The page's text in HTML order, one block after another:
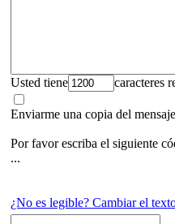
Usted tiene caracteres
Enviarme una copia del mensaje
Por favor escriba el siguiente
...
¿No es legible? Cambiar el